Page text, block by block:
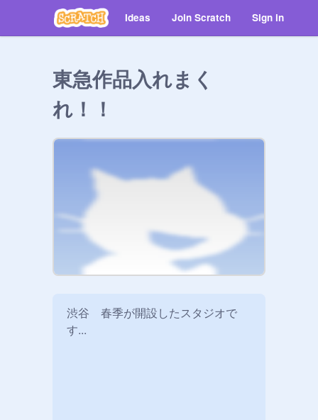
Ideas Join Scratch Sign in
東急作品入れまく
れ！！
渋谷　春季が開設したスタジオで
す...